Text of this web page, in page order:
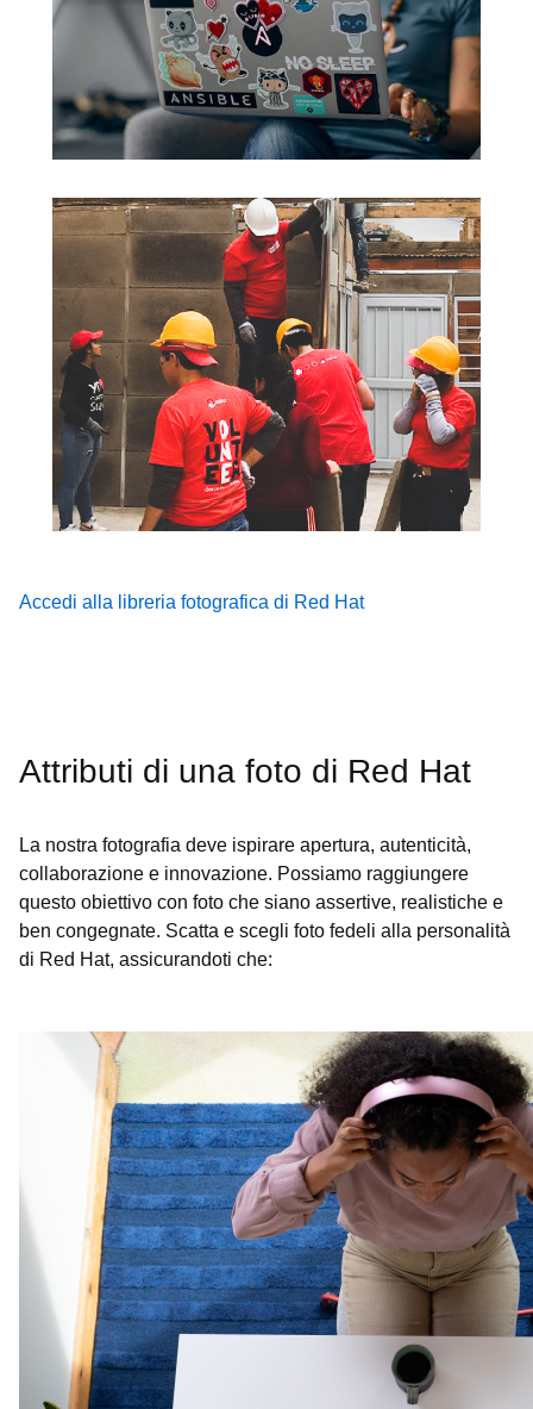
Accedi alla libreria fotografica di Red Hat
Attributi di una foto di Red Hat
La nostra fotografia deve ispirare apertura, autenticità,
collaborazione e innovazione. Possiamo raggiungere
questo obiettivo con foto che siano assertive, realistiche e
ben congegnate. Scatta e scegli foto fedeli alla personalità
di Red Hat, assicurandoti che: